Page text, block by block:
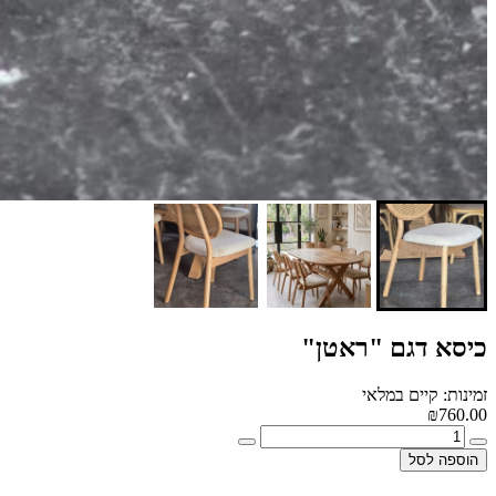
כיסא דגם "ראטן"
זמינות: קיים במלאי
₪760.00
הוספה לסל